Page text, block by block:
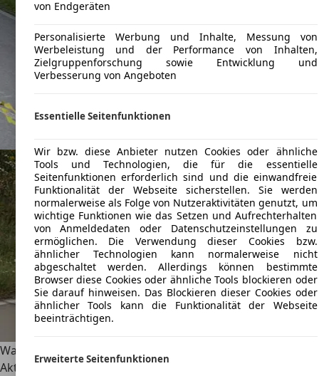
Wartburg Modelle im Überblick
Aktuelle Topmodelle
von Endgeräten
Personalisierte Werbung und Inhalte, Messung von
Werbeleistung und der Performance von Inhalten,
Zielgruppenforschung sowie Entwicklung und
Verbesserung von Angeboten
Essentielle Seitenfunktionen
Wir bzw. diese Anbieter nutzen Cookies oder ähnliche
Tools und Technologien, die für die essentielle
Seitenfunktionen erforderlich sind und die einwandfreie
Funktionalität der Webseite sicherstellen. Sie werden
normalerweise als Folge von Nutzeraktivitäten genutzt, um
wichtige Funktionen wie das Setzen und Aufrechterhalten
von Anmeldedaten oder Datenschutzeinstellungen zu
ermöglichen. Die Verwendung dieser Cookies bzw.
ähnlicher Technologien kann normalerweise nicht
abgeschaltet werden. Allerdings können bestimmte
Browser diese Cookies oder ähnliche Tools blockieren oder
Sie darauf hinweisen. Das Blockieren dieser Cookies oder
ähnlicher Tools kann die Funktionalität der Webseite
beeinträchtigen.
Erweiterte Seitenfunktionen